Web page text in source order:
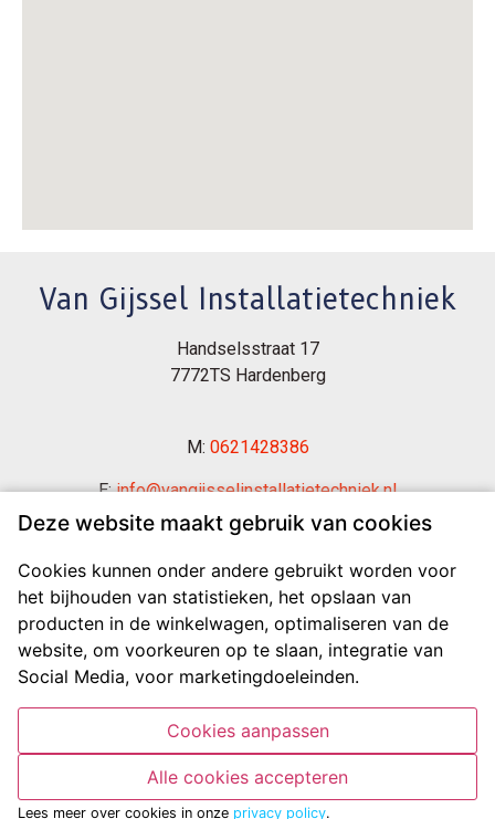
Van Gijssel Installatietechniek
Handselsstraat 17
7772TS Hardenberg
M: 0621428386
E:info@vangijsselinstallatietechniek.nl
©Van Gijssel |sitemap|contact|gemaakt door dotsolutions
Deze website maakt gebruik van cookies
Cookies kunnen onder andere gebruikt worden voor
het bijhouden van statistieken, het opslaan van
producten in de winkelwagen, optimaliseren van de
website, om voorkeuren op te slaan, integratie van
Social Media, voor marketingdoeleinden.
Cookies aanpassen
Alle cookies accepteren
Lees meer over cookies in onze privacy policy.